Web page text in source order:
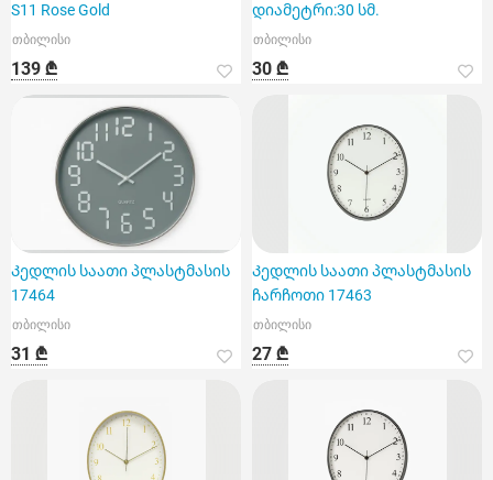
S11 Rose Gold
თბილისი
139 ₾
დიამეტრი:30 სმ.
თბილისი
30 ₾
Კედლის საათი პლასტმასის
17464
თბილისი
31 ₾
Კედლის საათი პლასტმასის
ჩარჩოთი 17463
თბილისი
27 ₾